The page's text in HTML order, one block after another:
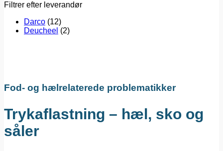
Filtrer efter leverandør
Darco (12)
Deucheel (2)
Fod- og hælrelaterede problematikker
Trykaflastning – hæl, sko og
såler